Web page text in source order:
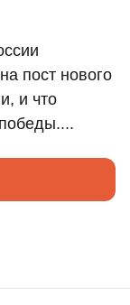
пост нового
и что